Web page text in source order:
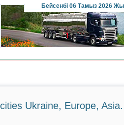
Бейсенбі 06 Тамыз 2026
Ukraine, Europe, Asia.